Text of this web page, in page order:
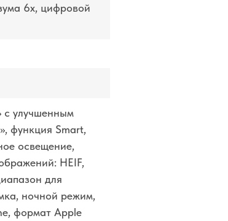
6x, цифровой
с улучшенным
функция Smart,
освещение,
HEIF,
для
ночной режим,
формат Apple